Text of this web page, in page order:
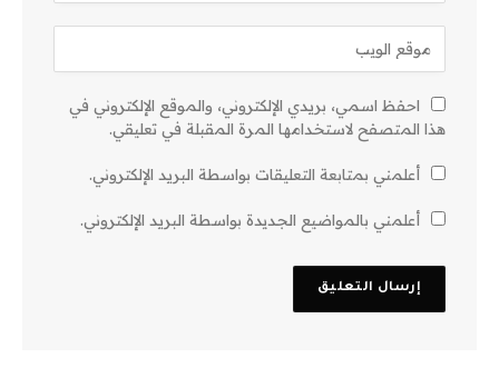
احفظ اسمي، بريدي الإلكتروني، والموقع الإلكتروني في
هذا المتصفح لاستخدامها المرة المقبلة في تعليقي.
أعلمني بمتابعة التعليقات بواسطة البريد الإلكتروني.
أعلمني بالمواضيع الجديدة بواسطة البريد الإلكتروني.